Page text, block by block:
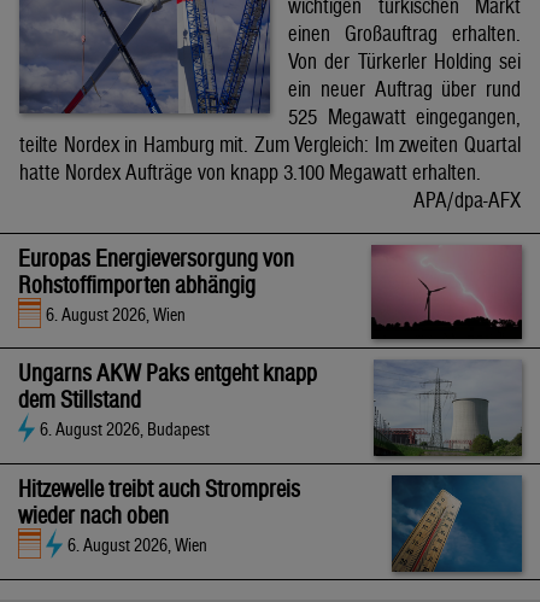
wichtigen türkischen Markt
einen Großauftrag erhalten.
Von der Türkerler Holding sei
ein neuer Auftrag über rund
525 Megawatt eingegangen,
teilte Nordex in Hamburg mit. Zum Vergleich: Im zweiten Quartal
hatte Nordex Aufträge von knapp 3.100 Megawatt erhalten.
APA/dpa-AFX
Europas Energieversorgung von
Rohstoffimporten abhängig
6. August 2026, Wien
Ungarns AKW Paks entgeht knapp
dem Stillstand
6. August 2026, Budapest
Hitzewelle treibt auch Strompreis
wieder nach oben
6. August 2026, Wien